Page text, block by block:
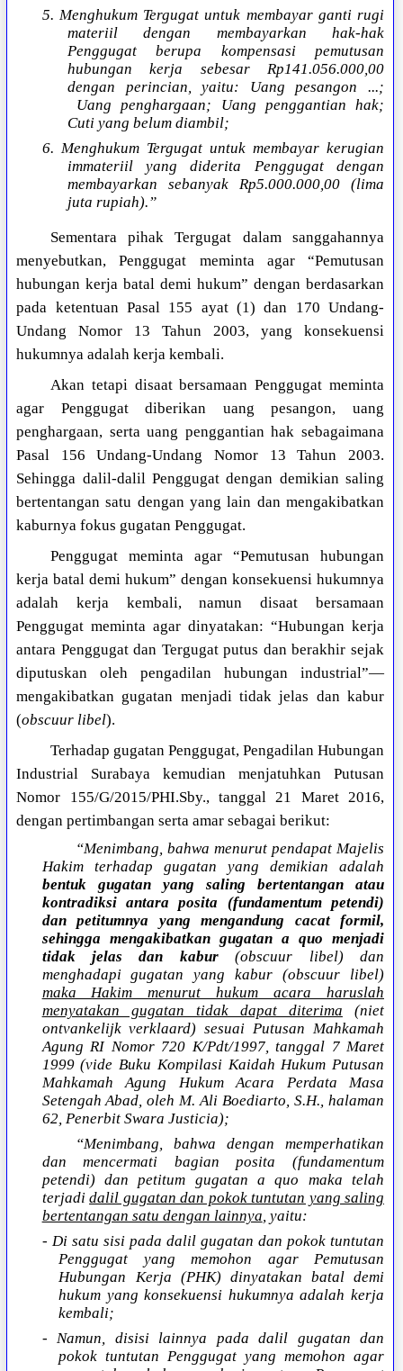
5. Menghukum Tergugat untuk membayar ganti rugi
materiil dengan membayarkan hak-hak
Penggugat berupa kompensasi pemutusan
hubungan kerja sebesar Rp141.056.000,00
dengan perincian, yaitu: Uang pesangon ...;
Uang penghargaan; Uang penggantian hak;
Cuti yang belum diambil;
6. Menghukum Tergugat untuk membayar kerugian
immateriil yang diderita Penggugat dengan
membayarkan sebanyak Rp5.000.000,00 (lima
juta rupiah).”
Sementara pihak Tergugat dalam sanggahannya
menyebutkan, Penggugat meminta agar “Pemutusan
hubungan kerja batal demi hukum” dengan berdasarkan
pada ketentuan Pasal 155 ayat (1) dan 170 Undang-
Undang Nomor 13 Tahun 2003, yang konsekuensi
hukumnya adalah kerja kembali.
Akan tetapi disaat bersamaan Penggugat meminta
agar Penggugat diberikan uang pesangon, uang
penghargaan, serta uang penggantian hak sebagaimana
Pasal 156 Undang-Undang Nomor 13 Tahun 2003.
Sehingga dalil-dalil Penggugat dengan demikian saling
bertentangan satu dengan yang lain dan mengakibatkan
kaburnya fokus gugatan Penggugat.
Penggugat meminta agar “Pemutusan hubungan
kerja batal demi hukum” dengan konsekuensi hukumnya
adalah kerja kembali, namun disaat bersamaan
Penggugat meminta agar dinyatakan: “Hubungan kerja
antara Penggugat dan Tergugat putus dan berakhir sejak
diputuskan oleh pengadilan hubungan industrial”—
mengakibatkan gugatan menjadi tidak jelas dan kabur
(obscuur libel).
Terhadap gugatan Penggugat, Pengadilan Hubungan
Industrial Surabaya kemudian menjatuhkan Putusan
Nomor 155/G/2015/PHI.Sby., tanggal 21 Maret 2016,
dengan pertimbangan serta amar sebagai berikut:
“Menimbang, bahwa menurut pendapat Majelis
Hakim terhadap gugatan yang demikian adalah
bentuk gugatan yang saling bertentangan atau
kontradiksi antara posita (fundamentum petendi)
dan petitumnya yang mengandung cacat formil,
sehingga mengakibatkan gugatan a quo menjadi
tidak jelas dan kabur(obscuur libel) dan
menghadapi gugatan yang kabur (obscuur libel)
maka Hakim menurut hukum acara haruslah
menyatakan gugatan tidak dapat diterima (niet
ontvankelijk verklaard) sesuai Putusan Mahkamah
Agung RI Nomor 720 K/Pdt/1997, tanggal 7 Maret
1999 (vide Buku Kompilasi Kaidah Hukum Putusan
Mahkamah Agung Hukum Acara Perdata Masa
Setengah Abad, oleh M. Ali Boediarto, S.H., halaman
62, Penerbit Swara Justicia);
“Menimbang, bahwa dengan memperhatikan
dan mencermati bagian posita (fundamentum
petendi) dan petitum gugatan a quo maka telah
terjadidalil gugatan dan pokok tuntutan yang saling
bertentangan satu dengan lainnya, yaitu:
- Di satu sisi pada dalil gugatan dan pokok tuntutan
Penggugat yang memohon agar Pemutusan
Hubungan Kerja (PHK) dinyatakan batal demi
hukum yang konsekuensi hukumnya adalah kerja
kembali;
- Namun, disisi lainnya pada dalil gugatan dan
pokok tuntutan Penggugat yang memohon agar